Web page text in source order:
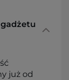
już od